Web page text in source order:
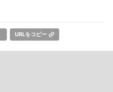
URLをコピー